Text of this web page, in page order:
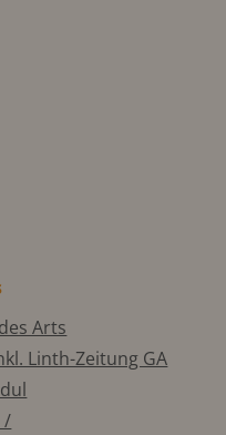
Arts
Linth-Zeitung GA
/